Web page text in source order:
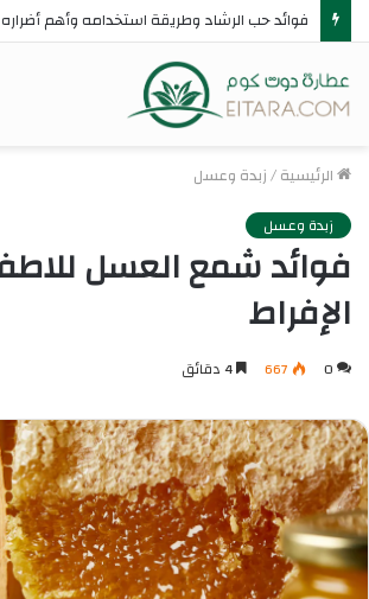
الرئيسية/زبدة وعسل
زبدة وعسل
فوائد شمع العسل
الإفراط
0
667